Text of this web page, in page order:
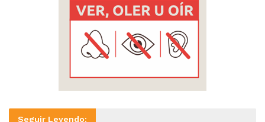
Seguir Leyendo: